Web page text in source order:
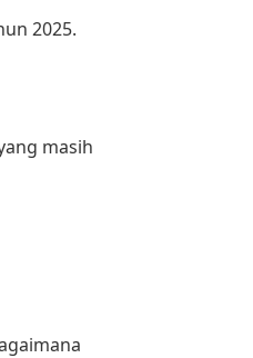
2025.
masih